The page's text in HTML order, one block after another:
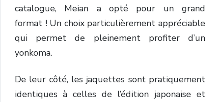
catalogue, Meian a opté pour un grand
format ! Un choix particulièrement appréciable
qui permet de pleinement profiter d’un
yonkoma.
De leur côté, les jaquettes sont pratiquement
identiques à celles de l’édition japonaise et